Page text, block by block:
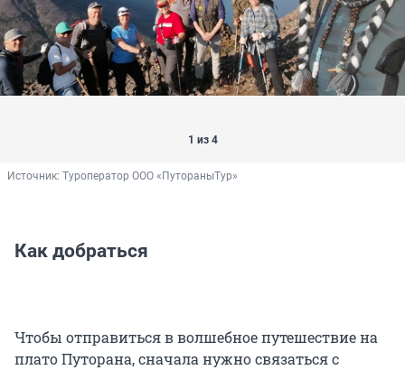
1 из 4
Источник: Туроператор ООО «ПутораныТур»
Как добраться
Чтобы отправиться в волшебное путешествие на
плато Путорана, сначала нужно связаться с